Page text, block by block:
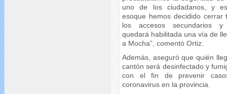
uno de los ciudadanos, y
esoque hemos decidido cerrar
los accesos secundarios y
quedará habilitada una vía de
a Mocha”, comentó Ortiz.
Además, aseguró que quién
cantón será desinfectado y
con el fin de prevenir
coronavirus en la provincia.